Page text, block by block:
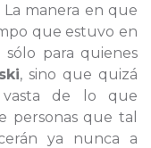
La manera en que
que estuvo en
para quienes
, sino que quizá
de lo que
personas que tal
ya nunca a